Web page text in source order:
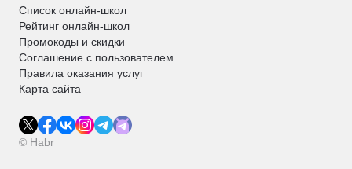
Список онлайн-школ
Рейтинг онлайн-школ
Промокоды и скидки
Соглашение с пользователем
Правила оказания услуг
Карта сайта
© Habr